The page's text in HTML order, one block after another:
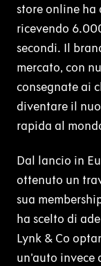
store online ha
ricevendo
secondi. Il
mercato, con
consegnate ai
diventare il
rapida al
Dal lancio in
ottenuto un
sua
ha scelto di
Lynk & Co
un’auto invece